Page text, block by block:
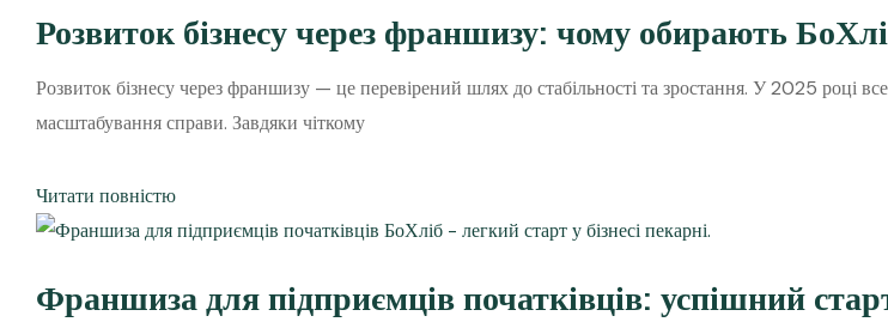
Розвиток бізнесу через франшизу: чому обирають
Розвиток бізнесу через франшизу — це перевірений шлях до стабільності та зростання. У 2025 році
масштабування справи. Завдяки чіткому
Читати повністю
Франшиза для підприємців початківців: успішний